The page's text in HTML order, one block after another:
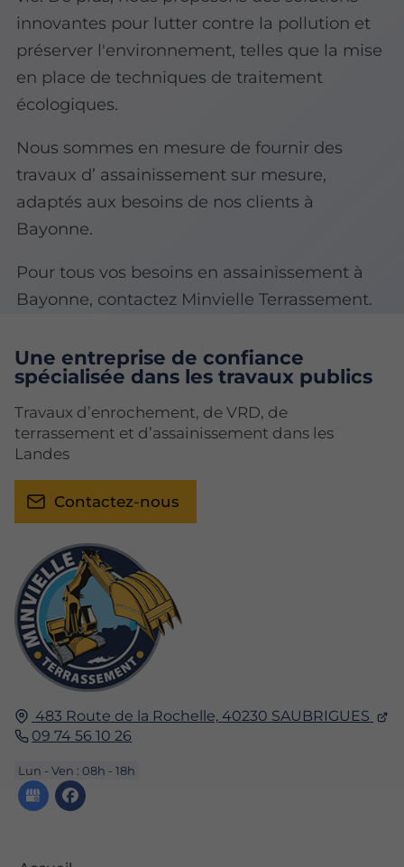
innovantes pour lutter contre la pollution et
préserver l'environnement, telles que la mise
en place de techniques de traitement
écologiques.
Nous sommes en mesure de fournir des
travaux d’ assainissement sur mesure,
adaptés aux besoins de nos clients à
Bayonne.
Pour tous vos besoins en assainissement à
Bayonne, contactez Minvielle Terrassement.
483 Route de la Rochelle, 40230 SAUBRIGUES
09 74 56 10 26
Lun - Ven : 08h - 18h
Une entreprise de confiance
spécialisée dans les travaux publics
Travaux d’enrochement, de VRD, de
terrassement et d’assainissement dans les
Landes
Contactez-nous